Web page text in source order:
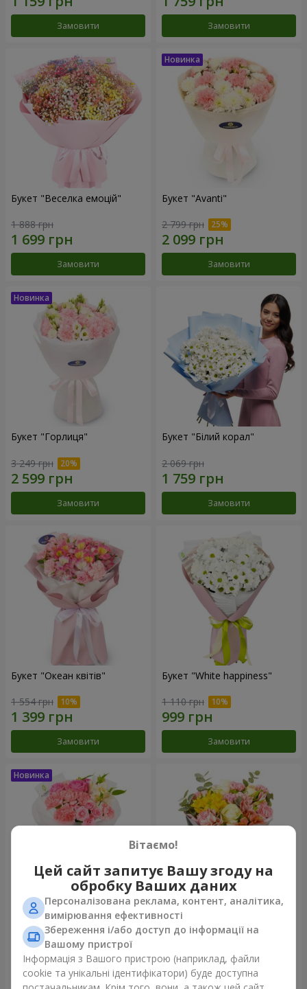
Замовити Замовити
Букет "Веселка емоцій"
1 888 грн
Замовити
Букет "Avanti"
2 799 грн
Замовити
Букет "Горлиця"
3 249 грн
Замовити
Букет "Білий корал"
2 069 грн
Замовити
Букет "Океан квітів"
1 554 грн
Замовити
Букет "White happiness"
1 110 грн
Замовити
Букет "Рожевий зефір"
1 528 грн
Замовити
Букет "Дзінтарс"
Замовити
Вітаємо!
Цей сайт запитує Вашу згоду на
обробку Ваших даних
Персоналізована реклама, контент, аналітика,
вимірювання ефективності
Збереження і/або доступ до інформації на
Вашому пристрої
Інформація з Вашого пристрою (наприклад, файли
cookie та унікальні ідентифікатори) буде доступна